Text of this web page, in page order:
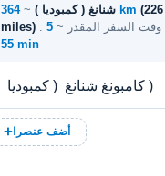
شنانغ ( كمبوديا ) ~ 364 km (226
miles)
. وقت السفر المقدر ~ 5 h.
55 min
أضف عنصرا